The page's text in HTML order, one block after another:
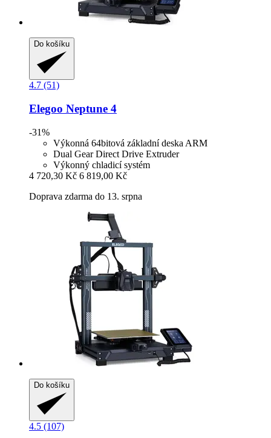
Do košíku
4.7 (51)
Elegoo Neptune 4
-31%
Výkonná 64bitová základní deska ARM
Dual Gear Direct Drive Extruder
Výkonný chladicí systém
4 720,30 Kč 6 819,00 Kč
Doprava zdarma do 13. srpna
Do košíku
4.5 (107)